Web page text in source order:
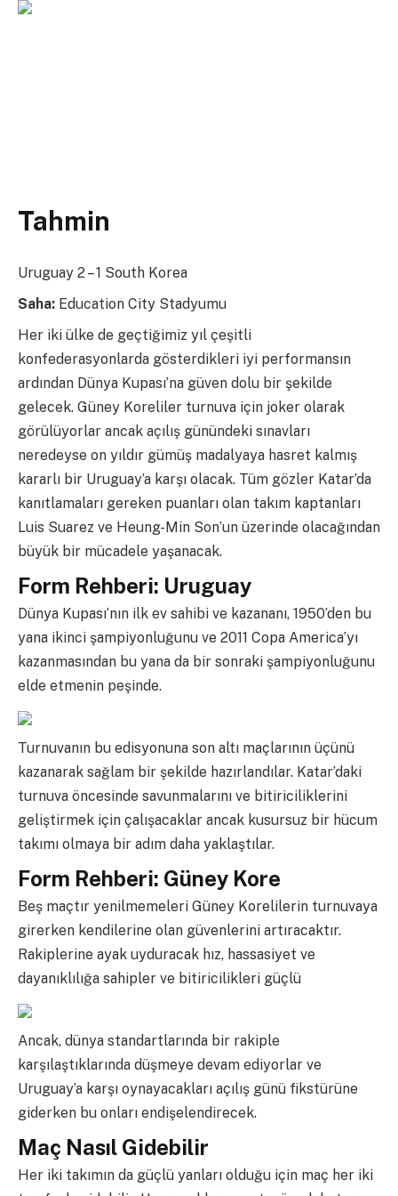
Tahmin
Uruguay 2 – 1 South Korea
Saha: Education City Stadyumu
Her iki ülke de geçtiğimiz yıl çeşitli
konfederasyonlarda gösterdikleri iyi performansın
ardından Dünya Kupası’na güven dolu bir şekilde
gelecek. Güney Koreliler turnuva için joker olarak
görülüyorlar ancak açılış günündeki sınavları
neredeyse on yıldır gümüş madalyaya hasret kalmış
kararlı bir Uruguay’a karşı olacak. Tüm gözler Katar’da
kanıtlamaları gereken puanları olan takım kaptanları
Luis Suarez ve Heung-Min Son’un üzerinde olacağından
büyük bir mücadele yaşanacak.
Form Rehberi: Uruguay
Dünya Kupası’nın ilk ev sahibi ve kazananı, 1950’den bu
yana ikinci şampiyonluğunu ve 2011 Copa America’yı
kazanmasından bu yana da bir sonraki şampiyonluğunu
elde etmenin peşinde.
Turnuvanın bu edisyonuna son altı maçlarının üçünü
kazanarak sağlam bir şekilde hazırlandılar. Katar’daki
turnuva öncesinde savunmalarını ve bitiriciliklerini
geliştirmek için çalışacaklar ancak kusursuz bir hücum
takımı olmaya bir adım daha yaklaştılar.
Form Rehberi: Güney Kore
Beş maçtır yenilmemeleri Güney Korelilerin turnuvaya
girerken kendilerine olan güvenlerini artıracaktır.
Rakiplerine ayak uyduracak hız, hassasiyet ve
dayanıklılığa sahipler ve bitiricilikleri güçlü
Ancak, dünya standartlarında bir rakiple
karşılaştıklarında düşmeye devam ediyorlar ve
Uruguay’a karşı oynayacakları açılış günü fikstürüne
giderken bu onları endişelendirecek.
Maç Nasıl Gidebilir
Her iki takımın da güçlü yanları olduğu için maç her iki